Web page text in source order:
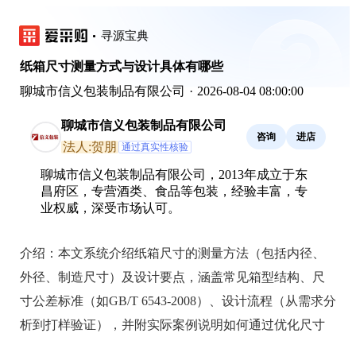
寻源宝典
纸箱尺寸测量方式与设计具体有哪些
聊城市信义包装制品有限公司 · 2026-08-04 08:00:00
聊城市信义包装制品有限公司
法人:贺朋 通过真实性核验
咨询 进店
聊城市信义包装制品有限公司，2013年成立于东
昌府区，专营酒类、食品等包装，经验丰富，专
业权威，深受市场认可。
介绍： 本文系统介绍纸箱尺寸的测量方法（包括内径、
外径、制造尺寸）及设计要点，涵盖常见箱型结构、尺
寸公差标准（如GB/T 6543-2008）、设计流程（从需求分
析到打样验证），并附实际案例说明如何通过优化尺寸